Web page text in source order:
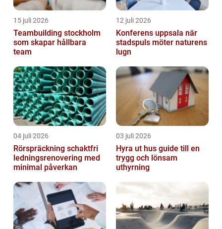
15 juli 2026
Teambuilding stockholm
som skapar hållbara
team
12 juli 2026
Konferens uppsala när
stadspuls möter naturens
lugn
04 juli 2026
Rörspräckning schaktfri
ledningsrenovering med
minimal påverkan
03 juli 2026
Hyra ut hus guide till en
trygg och lönsam
uthyrning